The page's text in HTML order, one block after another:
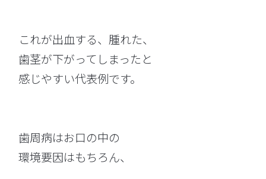
これが出血する、腫れた、
歯茎が下がってしまったと
感じやすい代表例です。
歯周病はお口の中の
環境要因はもちろん、